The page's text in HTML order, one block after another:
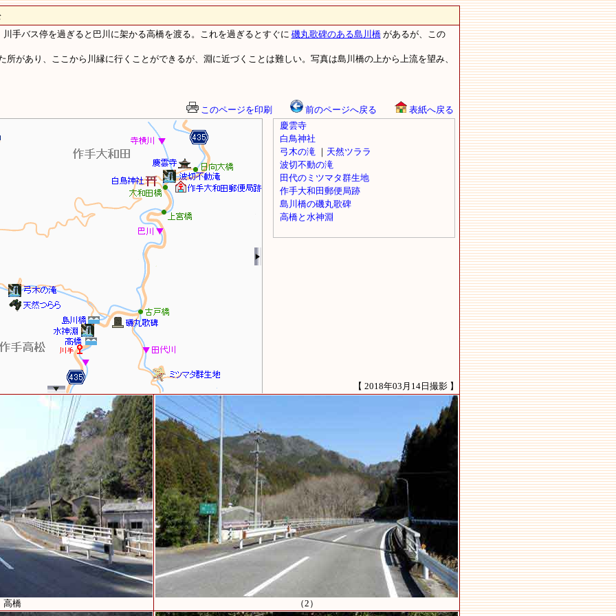
手バス停を過ぎると巴川に架かる高橋を渡る。これを過ぎるとすぐに 磯丸歌碑のある島川橋があるが、この
所があり、ここから川縁に行くことができるが、淵に近づくことは難しい。写真は島川橋の上から上流を望み、
このページを印刷 前のページへ戻る 表紙へ戻る
【 2018年03月14日撮影 】
高橋 （2）